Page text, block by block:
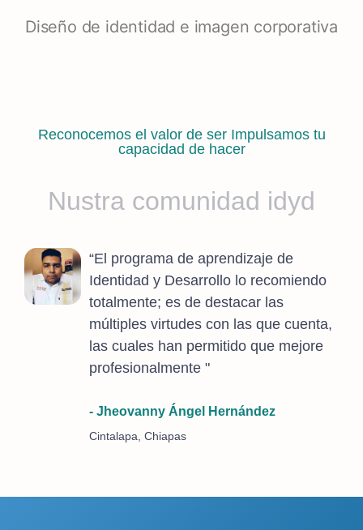
Diseño de identidad e imagen corporativa
Reconocemos el valor de ser Impulsamos tu
capacidad de hacer
Nustra comunidad idyd
“El programa de aprendizaje de
Identidad y Desarrollo lo recomiendo
totalmente; es de destacar las
múltiples virtudes con las que cuenta,
las cuales han permitido que mejore
profesionalmente "
- Jheovanny Ángel Hernández
Cintalapa, Chiapas